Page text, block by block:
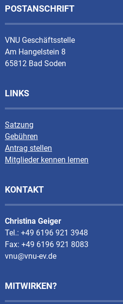
POSTANSCHRIFT
VNU Geschäftsstelle
Am Hangelstein 8
65812 Bad Soden
LINKS
Satzung
Gebühren
Antrag stellen
Mitglieder kennen lernen
KONTAKT
Christina Geiger
Tel.: +49 6196 921 3948
Fax: +49 6196 921 8083
vnu@vnu-ev.de
MITWIRKEN?